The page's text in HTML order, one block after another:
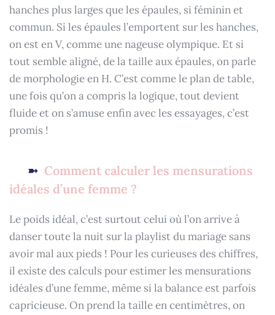
hanches plus larges que les épaules, si féminin et
commun. Si les épaules l’emportent sur les hanches,
on est en V, comme une nageuse olympique. Et si
tout semble aligné, de la taille aux épaules, on parle
de morphologie en H. C’est comme le plan de table,
une fois qu’on a compris la logique, tout devient
fluide et on s’amuse enfin avec les essayages, c’est
promis !
Comment calculer les mensurations
idéales d’une femme ?
Le poids idéal, c’est surtout celui où l’on arrive à
danser toute la nuit sur la playlist du mariage sans
avoir mal aux pieds ! Pour les curieuses des chiffres,
il existe des calculs pour estimer les mensurations
idéales d’une femme, même si la balance est parfois
capricieuse. On prend la taille en centimètres, on